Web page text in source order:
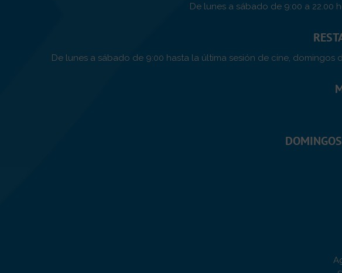
De lunes a sábado de 9:00 a 22.00
De lunes a sábado de 9:00 hasta la última sesión de cine, domingos